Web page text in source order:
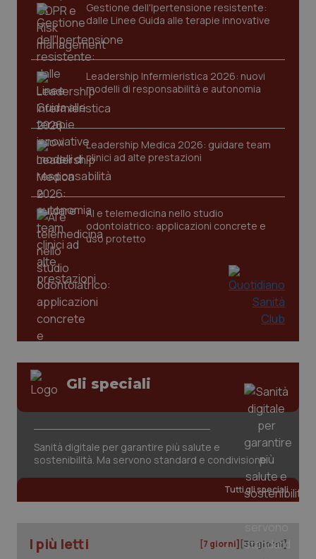
Gestione dell'Ipertensione resistente:
dalle Linee Guida alle terapie innovative
Leadership Infermieristica 2026: nuovi
modelli di responsabilità e autonomia
Leadership Medica 2026: guidare team
clinici ad alte prestazioni
AI e telemedicina nello studio
odontoiatrico: applicazioni concrete e
uso protetto
Gli speciali
Sanità digitale per garantire più salute e
sostenibilità. Ma servono standard e condivisione
Tutti gli speciali
I più letti [7 giorni] [30 giorni]
CookieScriptConsent
CookieScript
tracking-sites-ironfish-
tracking-enable
www.quotidianosanita.it
session-id
_ga
Google LLC
.quotidianosanita.it